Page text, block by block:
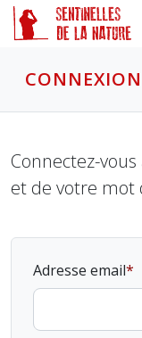
CONNEXION
Connectez-
et de votre mot
Adresse email
Panneau de gestion